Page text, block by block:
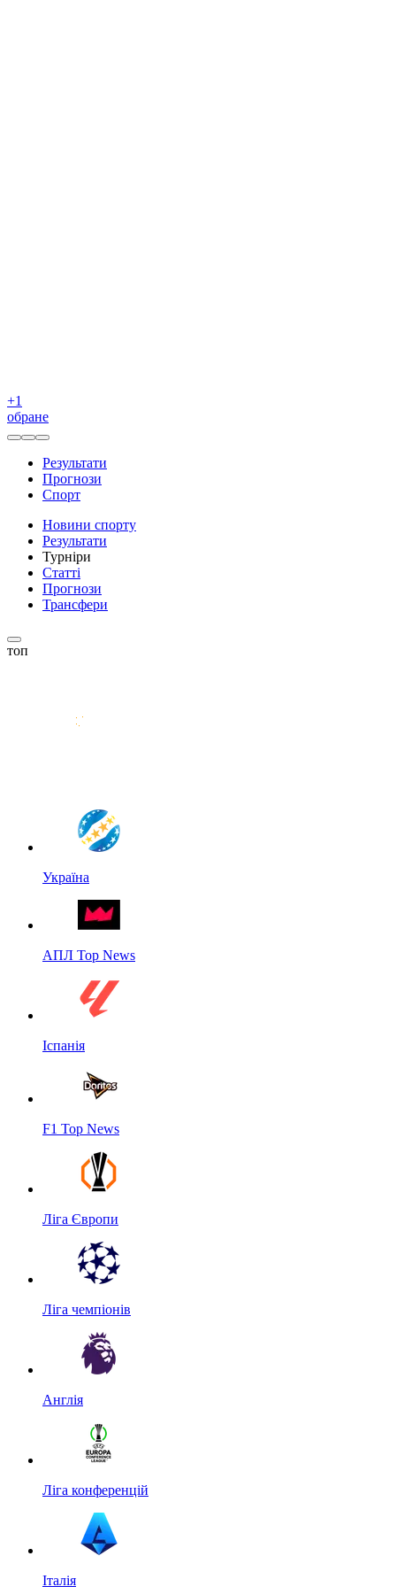
+1
обране
Результати
Прогнози
Спорт
Новини спорту
Результати
Турніри
Статті
Прогнози
Трансфери
топ
Україна
АПЛ Top News
Іспанія
F1 Top News
Ліга Європи
Ліга чемпіонів
Англія
Ліга конференцій
Італія